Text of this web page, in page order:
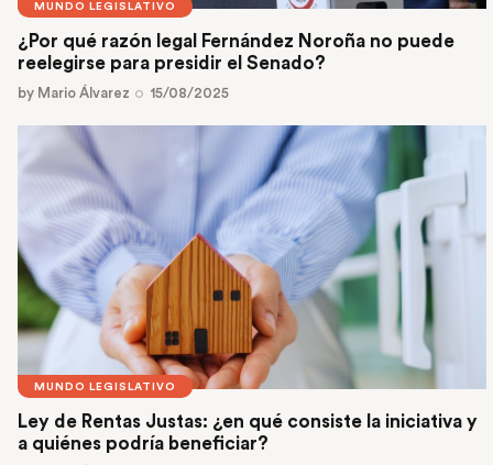
MUNDO LEGISLATIVO
¿Por qué razón legal Fernández Noroña no puede
reelegirse para presidir el Senado?
by Mario Álvarez 15/08/2025
MUNDO LEGISLATIVO
Ley de Rentas Justas: ¿en qué consiste la iniciativa y
a quiénes podría beneficiar?